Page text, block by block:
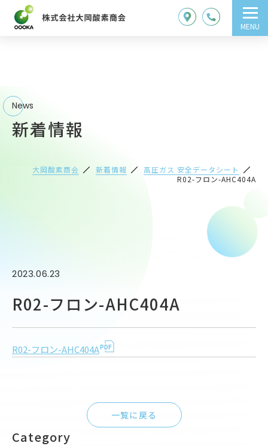
MENU
News
新着情報
大岡酸素商会 新着情報
高圧ガス 安全データシート
R02-フロン-AHC404A
Category
2023.06.23
R02-フロン-AHC404A
R02-フロン-AHC404A
一覧に戻る